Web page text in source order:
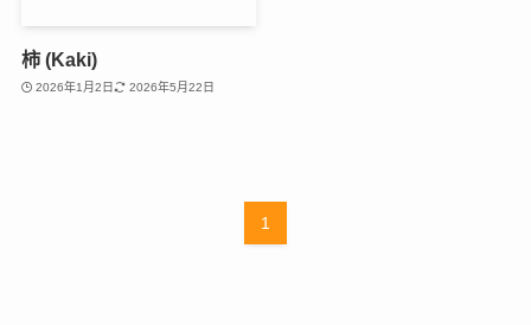
柿 (Kaki)
2026年1月2日 2026年5月22日
1